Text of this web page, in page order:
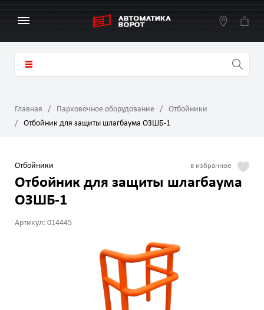
Главная Парковочное оборудование
Отбойники
Отбойник для защиты шлагбаума ОЗШБ-1
Отбойники
Отбойник для защиты шлагбаума
ОЗШБ-1
Артикул: 014445